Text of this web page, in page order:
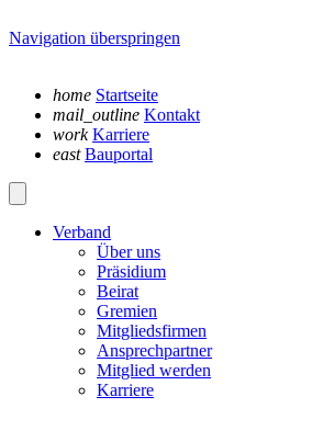
Navigation überspringen
home Startseite
mail_outline Kontakt
work Karriere
east Bauportal
Verband
Über uns
Präsidium
Beirat
Gremien
Mitgliedsfirmen
Ansprechpartner
Mitglied werden
Karriere